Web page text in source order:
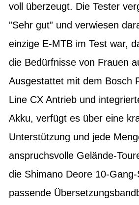
voll überzeugt. Die Tester
”Sehr gut” und verwiesen
einzige E-MTB im Test war,
die Bedürfnisse von Frauen
Ausgestattet mit dem Bosch
Line CX Antrieb und
Akku, verfügt es über eine
Unterstützung und jede
anspruchsvolle Gelände-
die Shimano Deore 10-
passende